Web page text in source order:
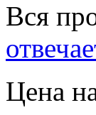
Вся
Цена